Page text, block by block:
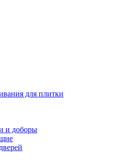
для плитки
и доборы